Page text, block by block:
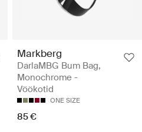
Markberg
DarlaMBG Bum Bag,
Monochrome -
Vöökotid
ONE SIZE
85 €